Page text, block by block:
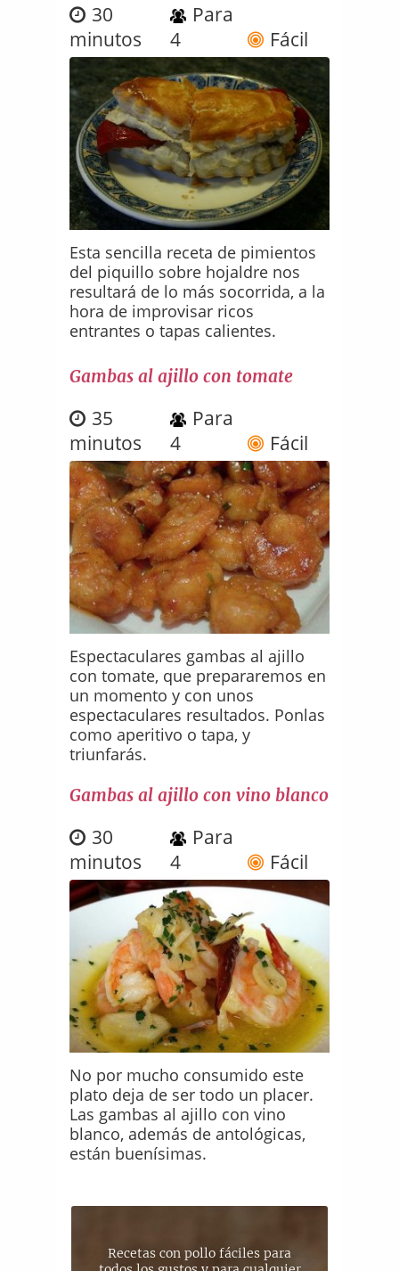
30
minutos
Para
4
Fácil
Esta sencilla receta de pimientos
del piquillo sobre hojaldre nos
resultará de lo más socorrida, a la
hora de improvisar ricos
entrantes o tapas calientes.
Gambas al ajillo con tomate
35
minutos
Para
4
Fácil
Espectaculares gambas al ajillo
con tomate, que prepararemos en
un momento y con unos
espectaculares resultados. Ponlas
como aperitivo o tapa, y
triunfarás.
Gambas al ajillo con vino blanco
30
minutos
Para
4
Fácil
No por mucho consumido este
plato deja de ser todo un placer.
Las gambas al ajillo con vino
blanco, además de antológicas,
están buenísimas.
Recetas con pollo fáciles para